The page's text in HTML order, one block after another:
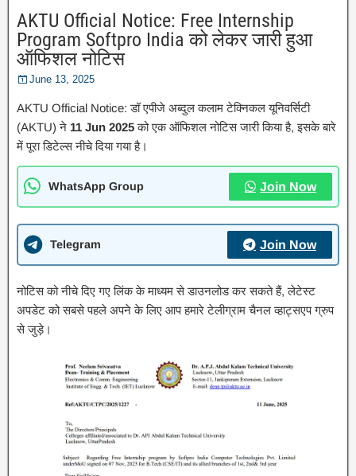
AKTU Official Notice: Free Internship
Program Softpro India को लेकर जारी हुआ
ऑफिशल नोटिस
June 13, 2025
AKTU Official Notice: डॉ एपीजे अब्दुल कलाम टेक्निकल यूनिवर्सिटी
(AKTU) ने 11 Jun 2025को एक ऑफिशल नोटिस जारी किया है, इसके बारे
में पूरा डिटेल्स नीचे दिया गया है।
WhatsApp Group Join Now
Telegram Join Now
नोटिस को नीचे दिए गए लिंक के माध्यम से डाउनलोड कर सकते हैं, लेटेस्ट
अपडेट को सबसे पहले अपने के लिए आप हमारे टेलीग्राम चैनल व्हाट्सएप ग्रुप
से जुड़े।